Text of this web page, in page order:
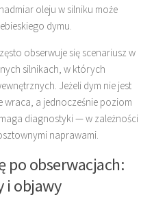
nadmiar oleju w silniku może
dymu.
obserwuje się scenariusz w
silnikach, w których
Jeżeli dym nie jest
wraca, a jednocześnie poziom
diagnostyki — w zależności
naprawami.
po obserwacjach:
i objawy